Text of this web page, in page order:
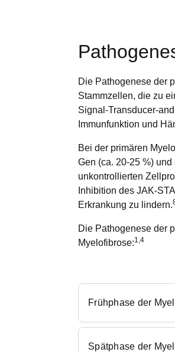
Die Pathogenese der
Stammzellen, die zu
Signal-Transducer-
Immunfunktion und
Bei der primären
Gen (ca. 20-25 %)
unkontrollierten
Inhibition des JAK-
Erkrankung zu lindern.
Die Pathogenese der
Myelofibrose:1,4
Frühphase der
Spätphase der